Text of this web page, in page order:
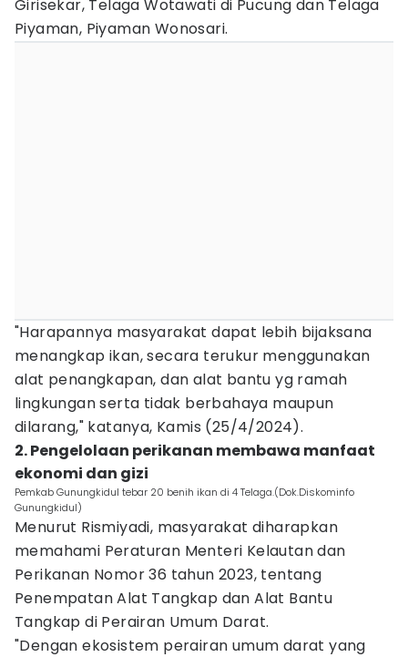
Girisekar, Telaga Wotawati di Pucung dan Telaga
Piyaman, Piyaman Wonosari.
"Harapannya masyarakat dapat lebih bijaksana
menangkap ikan, secara terukur menggunakan
alat penangkapan, dan alat bantu yg ramah
lingkungan serta tidak berbahaya maupun
dilarang," katanya, Kamis (25/4/2024).
2. Pengelolaan perikanan membawa manfaat
ekonomi dan gizi
Pemkab Gunungkidul tebar 20 benih ikan di 4 Telaga.(Dok.Diskominfo
Gunungkidul)
Menurut Rismiyadi, masyarakat diharapkan
memahami Peraturan Menteri Kelautan dan
Perikanan Nomor 36 tahun 2023, tentang
Penempatan Alat Tangkap dan Alat Bantu
Tangkap di Perairan Umum Darat.
"Dengan ekosistem perairan umum darat yang